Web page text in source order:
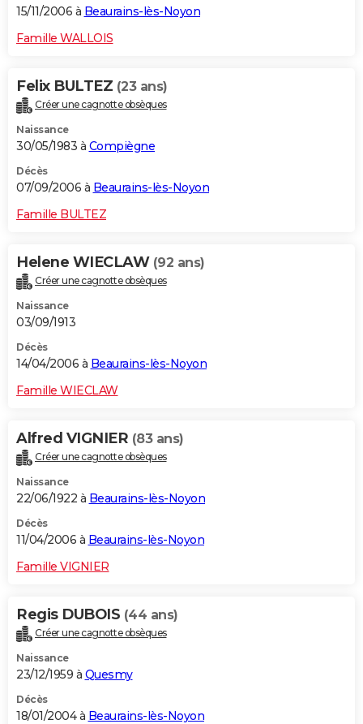
15/11/2006 à Beaurains-lès-Noyon
Famille WALLOIS
Felix BULTEZ (23 ans)
Créer une cagnotte obsèques
Naissance
30/05/1983 à Compiègne
Décès
07/09/2006 à Beaurains-lès-Noyon
Famille BULTEZ
Helene WIECLAW (92 ans)
Créer une cagnotte obsèques
Naissance
03/09/1913
Décès
14/04/2006 à Beaurains-lès-Noyon
Famille WIECLAW
Alfred VIGNIER (83 ans)
Créer une cagnotte obsèques
Naissance
22/06/1922 à Beaurains-lès-Noyon
Décès
11/04/2006 à Beaurains-lès-Noyon
Famille VIGNIER
Regis DUBOIS (44 ans)
Créer une cagnotte obsèques
Naissance
23/12/1959 à Quesmy
Décès
18/01/2004 à Beaurains-lès-Noyon